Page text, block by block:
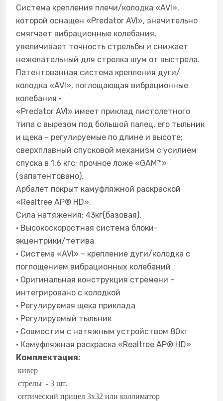
Система крепления плечи/колодка «AVI»,
которой оснащен «Predator AVI», значительно
смягчает вибрационные колебания,
увеличивает точность стрельбы и снижает
нежелательный для стрелка шум от выстрела.
Патентованная система крепления дуги/
колодка «AVI», поглощающая вибрационные
колебания •
«Predator AVI» имеет приклад пистолетного
типа с вырезом под большой палец, его тыльник
и щека – регулируемые по длине и высоте;
сверхплавный спусковой механизм с усилием
спуска в 1,6 кгс; прочное ложе «GAM™»
(запатентовано).
Арбалет покрыт камуфляжной раскраской
«Realtree AP® HD».
Сила натяжения: 43кг(базовая).
• Высокоскоростная система блоки-
экцентрики/тетива
• Система «AVI» – крепление дуги/колодка с
поглощением вибрационных колебаний
• Оригинальная конструкция стремени –
интегрировано с колодкой
• Регулируемая щека приклада
• Регулируемый тыльник
• Совместим с натяжным устройством 80кг
• Камуфляжная раскраска «Realtree AP® HD»
Комплектация:
кивер
стрелы - 3 шт.
оптический прицел 3x32 или коллиматор